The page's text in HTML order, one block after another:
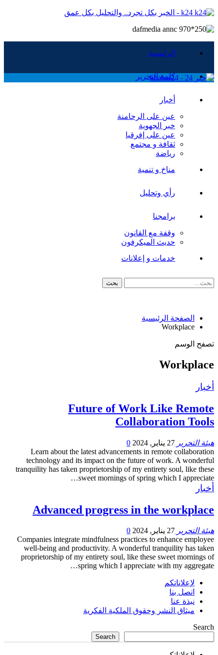
k24 - الخبر بكل تجرد.. والتحليل بكل عمق
الرئيسية
كلمة التحرير
أخبار
عين على الرحامنة
خبر الجهوية
عين على إفرقيا
ثقافة و مجتمع
رياضة
مناخ و تنمية
رأي وتحليل
برامجنا
وقفة مع القانون
حديث الميكرفون
خدمات و إعلانات
الصفحة الرئيسية
Workplace
تصفح الوسم
Workplace
أخبار
Future of Work Like Remote
Collaboration Tools
هيئة التحرير 27 يناير, 2024
0
Learn about the latest advancements in remote collaboration
technology and its impact on the future of work. A wonderful
tranquility has taken proprietorship of my entirety soul, like these
sweet mornings of spring which I appreciate
…
أخبار
Advanced progress in the workplace
هيئة التحرير 27 يناير, 2024
0
Companies integrate mindfulness practices to enhance employee
well-being and productivity. A wonderful tranquility has taken
proprietorship of my entirety soul, like these sweet mornings of
spring which I appreciate with my aggregate
…
لإعلاناتكم
اتصل بنا
نبذة عنا
ميثاق النشر وحقوق الملكية الفكرية
Search
Search